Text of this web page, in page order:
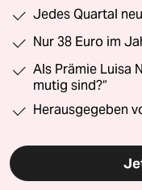
Jedes Quartal
Nur 38 Euro im
Als Prämie Luisa
mutig sind?“
Herausgegeben